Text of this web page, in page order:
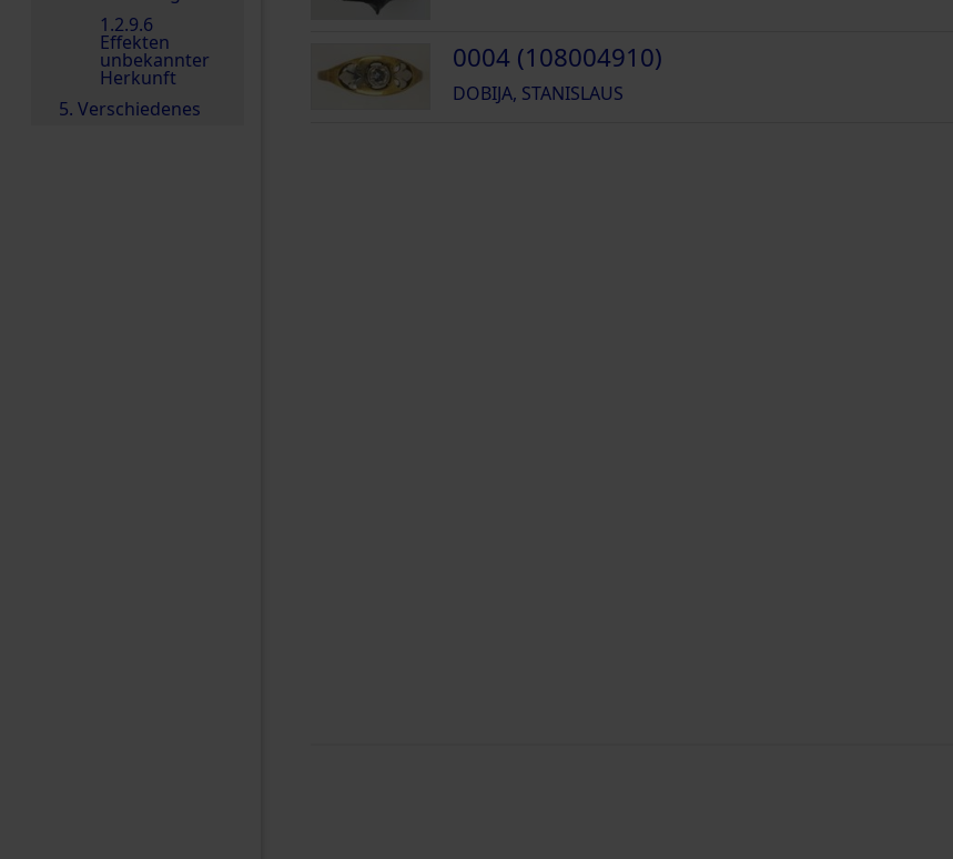
1.2.9.6
Effekten
unbekannter
Herkunft
5. Verschiedenes
0004 (108004910)
DOBIJA, STANISLAUS